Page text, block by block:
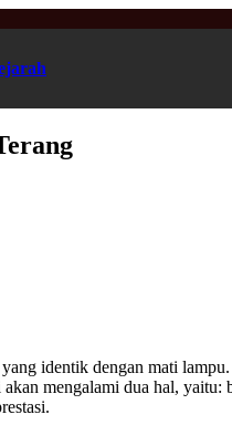
identik dengan mati
mengalami dua hal,